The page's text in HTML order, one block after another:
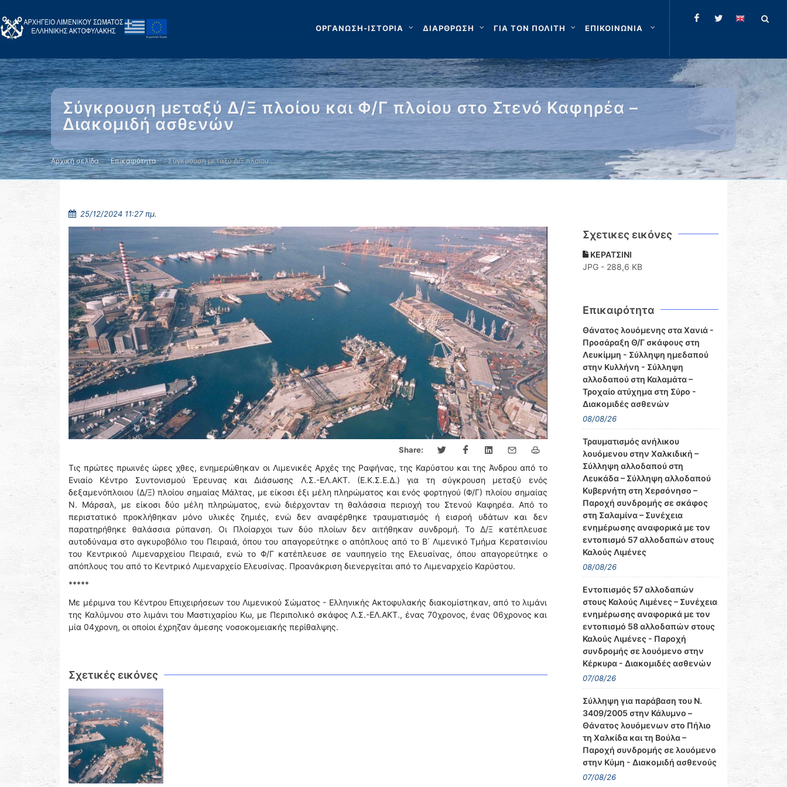
ΟΡΓΑΝΩΣΗ-ΙΣΤΟΡΙΑ ΔΙΑΡΘΡΩΣΗ ΓΙΑ ΤΟΝ ΠΟΛΙΤΗ ΕΠΙΚΟΙΝΩΝΙΑ
Σύγκρουση μεταξύ Δ/Ξ πλοίου και Φ/Γ πλοίου στο Στενό Καφηρέα –
Διακομιδή ασθενών
Αρχική σελίδα Επικαιρότητα Σύγκρουση μεταξύ Δ/Ξ πλοίου …
25/12/2024 11:27 πμ.
Share:
Τις πρώτες πρωινές ώρες χθες, ενημερώθηκαν οι Λιμενικές Αρχές της Ραφήνας, της Καρύστου και της Άνδρου από το
Ενιαίο Κέντρο Συντονισμού Έρευνας και Διάσωσης Λ.Σ.-ΕΛ.ΑΚΤ. (Ε.Κ.Σ.Ε.Δ.) για τη σύγκρουση μεταξύ ενός
δεξαμενόπλοιου (Δ/Ξ) πλοίου σημαίας Μάλτας, με είκοσι έξι μέλη πληρώματος και ενός φορτηγού (Φ/Γ) πλοίου σημαίας
Ν. Μάρσαλ, με είκοσι δύο μέλη πληρώματος, ενώ διέρχονταν τη θαλάσσια περιοχή του Στενού Καφηρέα. Από το
περιστατικό προκλήθηκαν μόνο υλικές ζημιές, ενώ δεν αναφέρθηκε τραυματισμός ή εισροή υδάτων και δεν
παρατηρήθηκε θαλάσσια ρύπανση. Οι Πλοίαρχοι των δύο πλοίων δεν αιτήθηκαν συνδρομή. Το Δ/Ξ κατέπλευσε
αυτοδύναμα στο αγκυροβόλιο του Πειραιά, όπου του απαγορεύτηκε ο απόπλους από το Β΄ Λιμενικό Τμήμα Κερατσινίου
του Κεντρικού Λιμεναρχείου Πειραιά, ενώ το Φ/Γ κατέπλευσε σε ναυπηγείο της Ελευσίνας, όπου απαγορεύτηκε ο
απόπλους του από το Κεντρικό Λιμεναρχείο Ελευσίνας. Προανάκριση διενεργείται από το Λιμεναρχείο Καρύστου.
*****
Με μέριμνα του Κέντρου Επιχειρήσεων του Λιμενικού Σώματος - Ελληνικής Ακτοφυλακής διακομίστηκαν, από το λιμάνι
της Καλύμνου στο λιμάνι του Μαστιχαρίου Κω, με Περιπολικό σκάφος Λ.Σ.-ΕΛ.ΑΚΤ., ένας 70χρονος, ένας 06χρονος και
μία 04χρονη, οι οποίοι έχρηζαν άμεσης νοσοκομειακής περίθαλψης.
Σχετικές εικόνες
Σχετικες εικόνες
ΚΕΡΑΤΣΙΝΙ
JPG - 288,6 KB
Επικαιρότητα
Θάνατος λουόμενης στα Χανιά -
Προσάραξη Θ/Γ σκάφους στη
Λευκίμμη - Σύλληψη ημεδαπού
στην Κυλλήνη - Σύλληψη
αλλοδαπού στη Καλαμάτα –
Τροχαίο ατύχημα στη Σύρο -
Διακομιδές ασθενών
08/08/26
Τραυματισμός ανήλικου
λουόμενου στην Χαλκιδική –
Σύλληψη αλλοδαπού στη
Λευκάδα – Σύλληψη αλλοδαπού
Κυβερνήτη στη Χερσόνησο –
Παροχή συνδρομής σε σκάφος
στη Σαλαμίνα – Συνέχεια
ενημέρωσης αναφορικά με τον
εντοπισμό 57 αλλοδαπών στους
Καλούς Λιμένες
08/08/26
Εντοπισμός 57 αλλοδαπών
στους Καλούς Λιμένες – Συνέχεια
ενημέρωσης αναφορικά με τον
εντοπισμό 58 αλλοδαπών στους
Καλούς Λιμένες - Παροχή
συνδρομής σε λουόμενο στην
Κέρκυρα - Διακομιδές ασθενών
07/08/26
Σύλληψη για παράβαση του Ν.
3409/2005 στην Κάλυμνο –
Θάνατος λουόμενων στο Πήλιο
τη Χαλκίδα και τη Βούλα –
Παροχή συνδρομής σε λουόμενο
στην Κύμη - Διακομιδή ασθενούς
07/08/26